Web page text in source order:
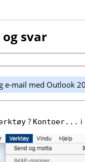
svar
e-mail med Outlook
? Kontoer... i